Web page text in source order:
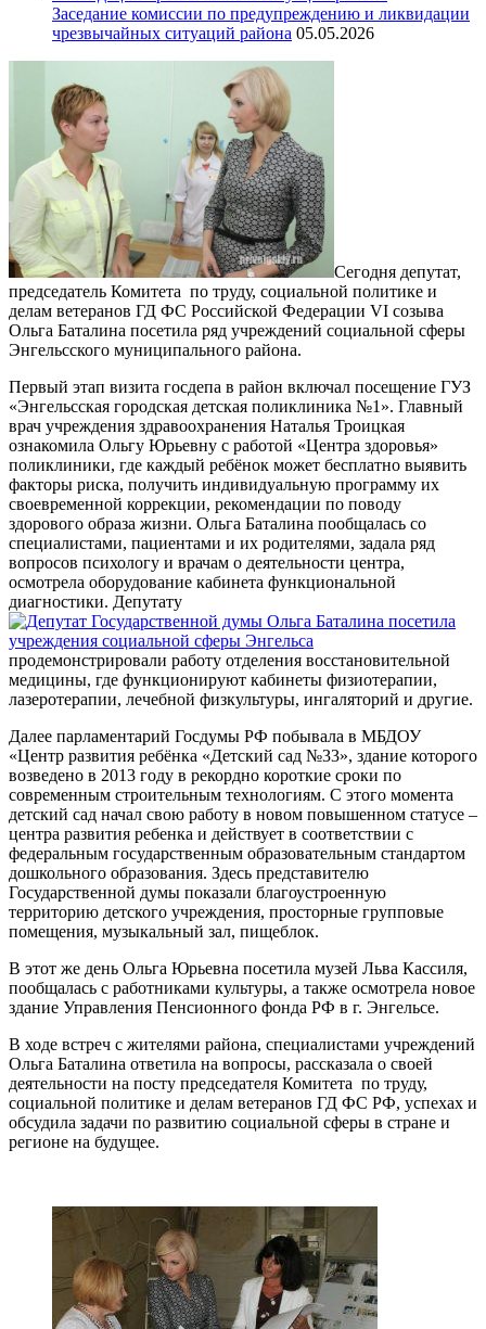
Заседание комиссии по предупреждению и ликвидации
чрезвычайных ситуаций района 05.05.2026
Сегодня депутат,
председатель Комитета по труду, социальной политике и
делам ветеранов ГД ФС Российской Федерации VI созыва
Ольга Баталина посетила ряд учреждений социальной сферы
Энгельсского муниципального района.
Первый этап визита госдепа в район включал посещение ГУЗ
«Энгельсская городская детская поликлиника №1». Главный
врач учреждения здравоохранения Наталья Троицкая
ознакомила Ольгу Юрьевну с работой «Центра здоровья»
поликлиники, где каждый ребёнок может бесплатно выявить
факторы риска, получить индивидуальную программу их
своевременной коррекции, рекомендации по поводу
здорового образа жизни. Ольга Баталина пообщалась со
специалистами, пациентами и их родителями, задала ряд
вопросов психологу и врачам о деятельности центра,
осмотрела оборудование кабинета функциональной
диагностики. Депутату
продемонстрировали работу отделения восстановительной
медицины, где функционируют кабинеты физиотерапии,
лазеротерапии, лечебной физкультуры, ингаляторий и другие.
Далее парламентарий Госдумы РФ побывала в МБДОУ
«Центр развития ребёнка «Детский сад №33», здание которого
возведено в 2013 году в рекордно короткие сроки по
современным строительным технологиям. С этого момента
детский сад начал свою работу в новом повышенном статусе –
центра развития ребенка и действует в соответствии с
федеральным государственным образовательным стандартом
дошкольного образования. Здесь представителю
Государственной думы показали благоустроенную
территорию детского учреждения, просторные групповые
помещения, музыкальный зал, пищеблок.
В этот же день Ольга Юрьевна посетила музей Льва Кассиля,
пообщалась с работниками культуры, а также осмотрела новое
здание Управления Пенсионного фонда РФ в г. Энгельсе.
В ходе встреч с жителями района, специалистами учреждений
Ольга Баталина ответила на вопросы, рассказала о своей
деятельности на посту председателя Комитета по труду,
социальной политике и делам ветеранов ГД ФС РФ, успехах и
обсудила задачи по развитию социальной сферы в стране и
регионе на будущее.